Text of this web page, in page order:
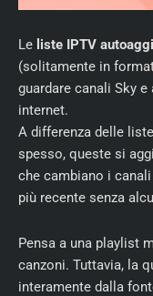
Le liste IPTV
(solitamente in
guardare canali Sky
internet.
A differenza delle
spesso, queste si
che cambiano i
più recente senza
Pensa a una playlist
canzoni. Tuttavia, la
interamente dalla